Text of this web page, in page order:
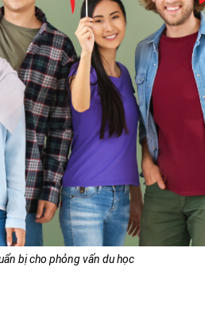
bị cho phỏng vấn du học